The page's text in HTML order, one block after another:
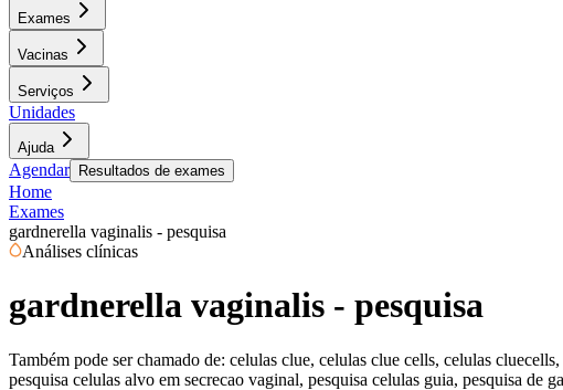
Exames
Vacinas
Serviços
Unidades
Ajuda
Agendar Resultados de exames
Home
Exames
gardnerella vaginalis - pesquisa
Análises clínicas
gardnerella vaginalis - pesquisa
Também pode ser chamado de: celulas clue, celulas clue cells, celulas
pesquisa celulas alvo em secrecao vaginal, pesquisa celulas guia, pesquisa de